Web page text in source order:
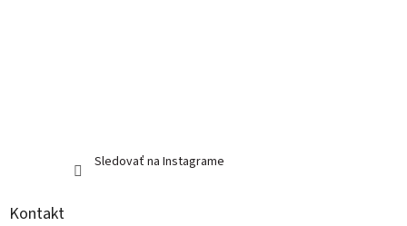
Sledovať na Instagrame
Kontakt